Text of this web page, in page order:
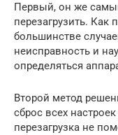
Первый, он же
перезагрузить. Как
большинстве
неисправность и
определяться
Второй метод
сброс всех
перезагрузка не